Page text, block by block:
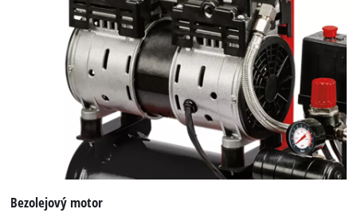
Bezolejový motor